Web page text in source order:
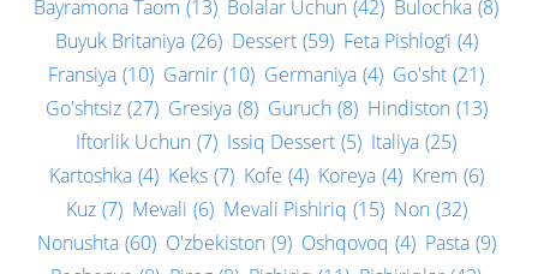
Bayramona Taom (13) Bolalar Uchun (42) Bulochka (8)
Buyuk Britaniya (26) Dessert (59) Feta Pishlog‘i (4)
Fransiya (10) Garnir (10) Germaniya (4) Go'sht (21)
Go'shtsiz (27) Gresiya (8) Guruch (8) Hindiston (13)
Iftorlik Uchun (7) Issiq Dessert (5) Italiya (25)
Kartoshka (4) Keks (7) Kofe (4) Koreya (4) Krem (6)
Kuz (7) Mevali (6) Mevali Pishiriq (15) Non (32)
Nonushta (60) O'zbekiston (9) Oshqovoq (4) Pasta (9)